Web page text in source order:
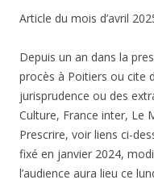
Article du mois d’avril
Depuis un an dans la
procès à Poitiers ou cite
jurisprudence ou des
Culture, France inter, Le
Prescrire, voir liens ci-
fixé en janvier 2024,
l’audience aura lieu ce